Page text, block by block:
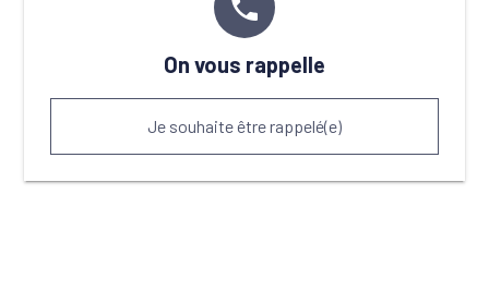
phone
On vous rappelle
Je souhaite être rappelé(e)